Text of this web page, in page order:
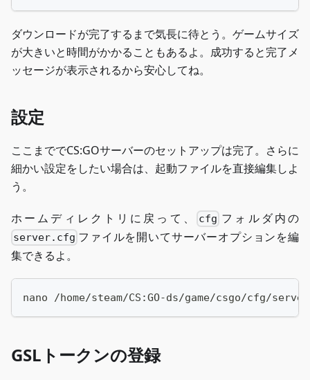
ダウンロードが完了するまで気長に待とう。ゲームサイズ
が大きいと時間がかかることもあるよ。成功すると完了メ
ッセージが表示されるから安心してね。
設定
ここまででCS:GOサーバーのセットアップは完了。さらに
細かい設定をしたい場合は、起動ファイルを直接編集しよ
う。
ホームディレクトリに戻って、 cfg フォルダ内の
server.cfg ファイルを開いてサーバーオプションを編
集できるよ。
nano /home/steam/CS:GO-ds/game/csgo/cfg/
GSLトークンの登録